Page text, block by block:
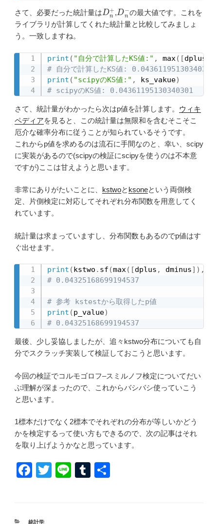
さて、必要だった統計量は Dn+
, Dn−
の最大値です。これを
ライブラリが計算してくれた統計量と比較してみましょ
う。一致しますね。
print ( "自分で計算したKS値:" , max( [dplus
# 自分で計算したKS値: 0.04361195130340301
print ( "scipyのKS値:" , ks_vakue)
# scipyのKS値: 0.04361195130340301
さて、統計量がわかったら次はp値を計算します。 ウィキ
ペディアを見ると、この統計量は無限和を含むそこそこ
厄介な確率分布に従うことが知られているそうです。
これからp値を求めるのは流石に手間なのと、幸い、scipy
に実装があるので(scipyの検証にscipyを使うのは不本意
ですが)ここは甘えようと思います。
非常にありがたいことに、 kstwoと ksoneという両側検
定、片側検定に対応してそれぞれ分布関数を用意してく
れています。
統計量は求まっていますし、分布関数もあるのでp値はす
ぐ出せます。
print (kstwo . sf (max( [dplus , dminus] ) ,
# 0.04325168699194537
# 参考 kstestから取得したp値
print (p_value)
# 0.04325168699194537
最後、少し妥協しましたが、追々kstwo分布についても自
分でスクラッチ実装して検証しておこうと思います。
今回の検証でコルモゴロフ–スミルノフ検定についてだい
ぶ理解が深まったので、これからバシバシ使っていこう
と思います。
1標本だけでなく2標本でそれぞれの分布が等しいかどう
かを検定するって使い方もできるので、次の記事はそれ
を取り上げようかなと思っています。
F
e
T
Li
T
カ
統計学